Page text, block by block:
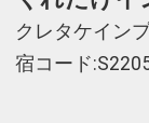
クレタケイン
宿コード